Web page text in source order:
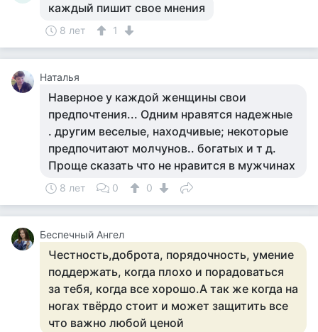
каждый пишит свое мнения
8 лет 1
Наталья
Наверное у каждой женщины свои
предпочтения... Одним нравятся надежные
. другим веселые, находчивые; некоторые
предпочитают молчунов.. богатых и т д.
Проще сказать что не нравится в мужчинах
8 лет 0 0
Беспечный Ангел
Честность,доброта, порядочность, умение
поддержать, когда плохо и порадоваться
за тебя, когда все хорошо.А так же когда на
ногах твёрдо стоит и может защитить все
что важно любой ценой